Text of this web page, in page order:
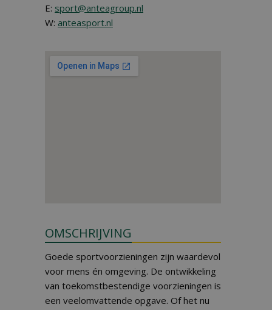
E: sport@anteagroup.nl
W: anteasport.nl
OMSCHRIJVING
Goede sportvoorzieningen zijn waardevol
voor mens én omgeving. De ontwikkeling
van toekomstbestendige voorzieningen is
een veelomvattende opgave. Of het nu